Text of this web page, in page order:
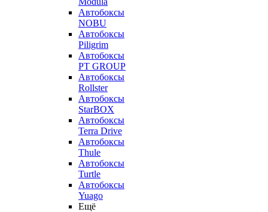
Автобоксы
NOBU
Автобоксы
Piligrim
Автобоксы
PT GROUP
Автобоксы
Rollster
Автобоксы
StarBOX
Автобоксы
Terra Drive
Автобоксы
Thule
Автобоксы
Turtle
Автобоксы
Yuago
Ещё